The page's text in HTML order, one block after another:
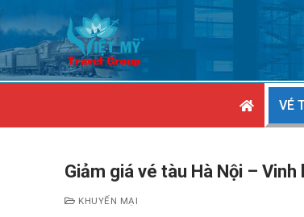
đến
nội
dung
VÉ
Giảm giá vé tàu Hà Nội –
KHUYẾN MẠI